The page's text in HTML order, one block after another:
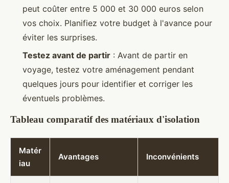
peut coûter entre 5 000 et 30 000 euros selon
vos choix. Planifiez votre budget à l'avance pour
éviter les surprises.
Testez avant de partir : Avant de partir en
voyage, testez votre aménagement pendant
quelques jours pour identifier et corriger les
éventuels problèmes.
Tableau comparatif des matériaux d'isolation
Matér
iau
Avantages Inconvénients